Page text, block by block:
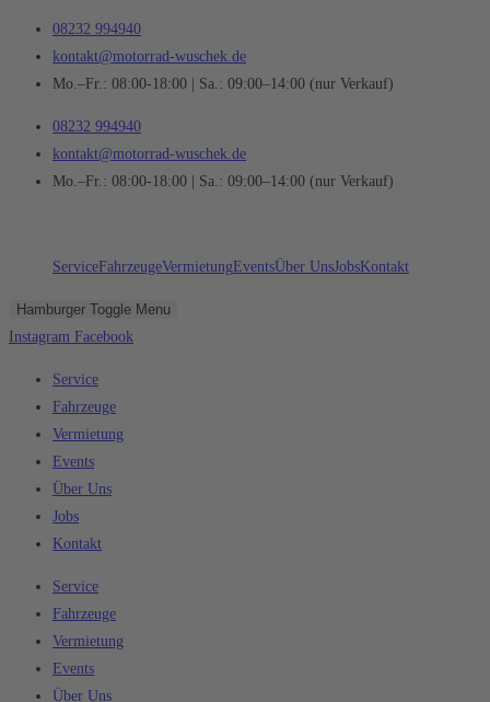
Zum
Inhalt
springen
08232 994940
kontakt@motorrad-wuschek.de
Mo.–Fr.: 08:00-18:00 | Sa.: 09:00–14:00 (nur Verkauf)
08232 994940
kontakt@motorrad-wuschek.de
Mo.–Fr.: 08:00-18:00 | Sa.: 09:00–14:00 (nur Verkauf)
Service FahrzeugeVermietung EventsÜber UnsJobs Kontakt
Hamburger Toggle Menu
Instagram Facebook
Service
Fahrzeuge
Vermietung
Events
Über Uns
Jobs
Kontakt
Service
Fahrzeuge
Vermietung
Events
Über Uns